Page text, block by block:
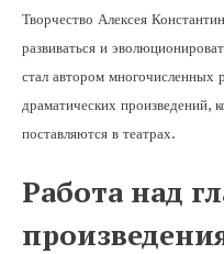
Творчество Алексея
развиваться и
стал автором многочисленных
драматических произведений,
поставляются в театрах.
Работа над